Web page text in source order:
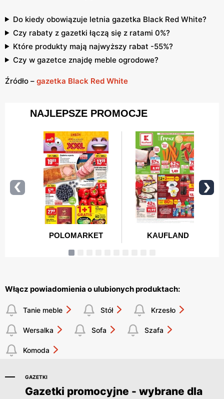
Do kiedy obowiązuje letnia gazetka Black Red White?
Czy rabaty z gazetki łączą się z ratami 0%?
Które produkty mają najwyższy rabat -55%?
Czy w gazetce znajdę meble ogrodowe?
Źródło – gazetka Black Red White
Włącz powiadomienia o ulubionych produktach:
Tanie meble Stół Krzesło
Wersalka Sofa Szafa
Komoda
GAZETKI
Gazetki promocyjne - wybrane dla